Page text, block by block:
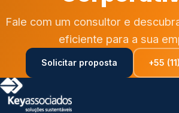
Fale com um consultor e
eficiente para a sua
Solicitar proposta +55